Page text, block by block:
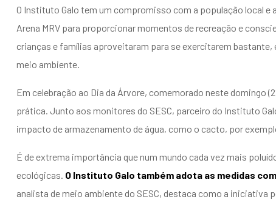
O Instituto Galo tem um compromisso com a população local
Arena MRV para proporcionar momentos de recreação e
crianças e famílias aproveitaram para se exercitarem
meio ambiente.
Em celebração ao Dia da Árvore, comemorado neste domingo
prática. Junto aos monitores do SESC, parceiro do Instituto
impacto de armazenamento de água, como o cacto, por
É de extrema importância que num mundo cada vez mais
ecológicas. O Instituto Galo também adota as medidas
analista de meio ambiente do SESC, destaca como a